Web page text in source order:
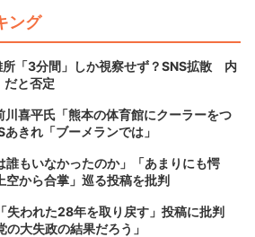
ング
所「3分間」しか視察せず？SNS拡散 内
だと否定
川喜平氏「熊本の体育館にクーラーをつ
きれ「ブーメランでは」
誰もいなかったのか」「あまりにも愕
から合掌」巡る投稿を批判
失われた28年を取り戻す」投稿に批判
大失政の結果だろう」